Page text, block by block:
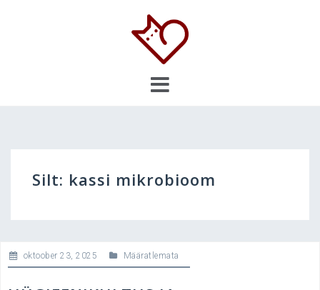
Silt: kassi mikrobioom
oktoober 23, 2025 Määratlemata